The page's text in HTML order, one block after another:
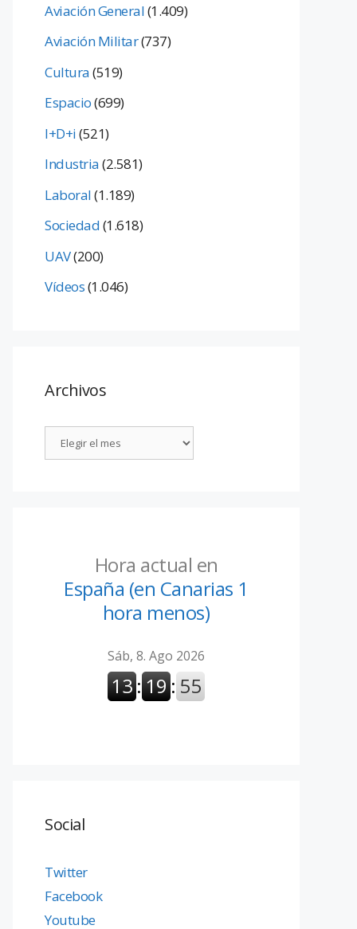
Aviación General(1.409)
Aviación Militar(737)
Cultura(519)
Espacio(699)
I+D+i(521)
Industria(2.581)
Laboral(1.189)
Sociedad(1.618)
UAV(200)
Vídeos(1.046)
Archivos
Hora actual en
España (en Canarias 1
hora menos)
Social
Twitter
Facebook
Youtube